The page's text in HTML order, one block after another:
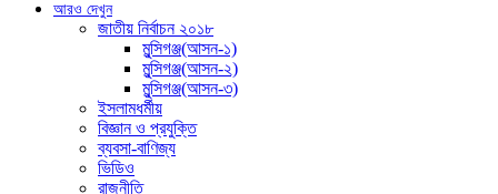
আরও দেখুন
জাতীয় নির্বাচন ২০১৮
মুন্সিগঞ্জ(আসন-১)
মুন্সিগঞ্জ(আসন-২)
মুন্সিগঞ্জ(আসন-৩)
ইসলামধর্মীয়
বিজ্ঞান ও প্রযুক্তি
ব্যবসা-বাণিজ্য
ভিডিও
রাজনীতি